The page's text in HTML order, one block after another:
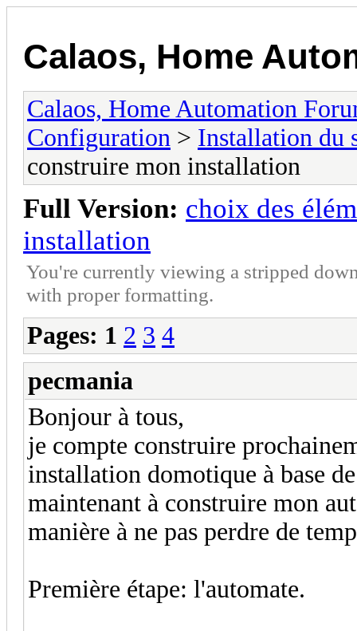
Calaos, Home
Calaos, Home Automation
Configuration > Installation du
construire mon installation
Full Version: choix des
installation
You're currently viewing a stripped
with proper formatting.
Pages: 1 2 3 4
pecmania
Bonjour à tous,
je compte construire
installation domotique à base
maintenant à construire mon
manière à ne pas perdre de
Première étape: l'automate.